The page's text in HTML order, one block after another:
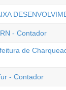
- Contador
de
- Contador